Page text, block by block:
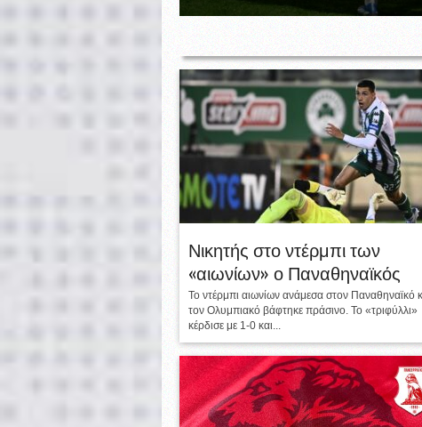
Νικητής στο ντέρμπι των
«αιωνίων» ο Παναθηναϊκός
Το ντέρμπι αιωνίων ανάμεσα στον Παναθηναϊκό
τον Ολυμπιακό βάφτηκε πράσινο. Το «τριφύλλι»
κέρδισε με 1-0 και...